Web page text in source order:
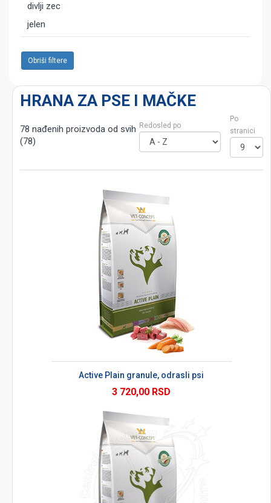
divlji zec
jelen
Obriši filtere
HRANA ZA PSE I MAČKE
78 nađenih proizvoda od svih
(78)
Redosled po
Po
stranici
Active Plain granule, odrasli psi
3 720,00 RSD